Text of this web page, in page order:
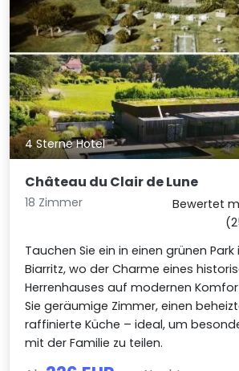
4 Sterne Hotel
Château du Clair de Lune
18 Zimmer
Bewertet
Tauchen Sie ein in einen grünen
Biarritz, wo der Charme eines
Herrenhauses auf modernen
Sie geräumige Zimmer, einen
raffinierte Küche – ideal, um
mit der Familie zu teilen.